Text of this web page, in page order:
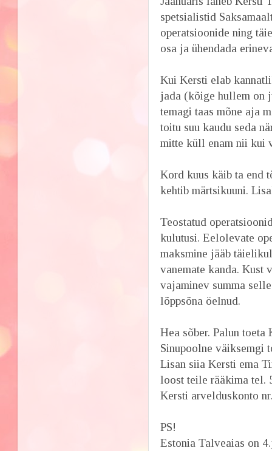
spetsialistid
operatsioonide ning
osa ja ühendada
Kui Kersti elab
jada (kõige hullem on
temagi taas mõne aja
toitu suu kaudu seda
mitte küll enam nii kui
Kord kuus käib ta end
kehtib märtsikuuni.
Teostatud
kulutusi. Eelolevate
maksmine jääb
vanemate kanda. Kust
vajaminev summa
lõppsõna öelnud.
Hea sõber. Palun toeta
Sinupoolne väiksemgi
Lisan siia Kersti ema
loost teile rääkima tel.
Kersti arvelduskonto
PS!
Estonia Talveaias on